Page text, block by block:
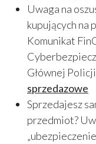
Uwaga na
kupujących na
Komunikat
Głównej
sprzedazowe
Sprzedajesz
przedmiot?